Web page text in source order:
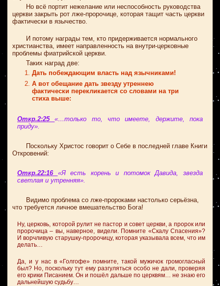
Но всё портит нежелание или неспособность руководства
церкви закрыть рот лже-пророчице, которая тащит часть церкви
фактически в язычество.
И потому награды тем, кто придерживается нормального
христианства, имеет направленность на внутри-церковные
проблемы фиатрийской церкви.
Таких наград две:
Дать побеждающим власть над язычниками!
А вот обещание дать звезду утреннею
фактически перекликается со словами на три
стиха выше:
Откр.2:25
«…только то, что имеете, держите, пока
приду».
Поскольку Христос говорит о Себе в последней главе Книги
Откровений:
Откр.22:16
«Я есть корень и потомок Давида, звезда
светлая и утренняя».
Видимо проблема со лже-пророками настолько серьёзна,
что требуется личное вмешательство Бога!
Ну, церковь, которой рулит не пастор и совет церкви, а пророк или
пророчица – вы, наверное, видели. Помните «Скалу Спасения»?
И ворчливую старушку-пророчицу, которая указывала всем, что им
делать…
Да, и у нас в «Голгофе» помните, такой мужичок громогласный
был? Но, поскольку тут ему разгуляться особо не дали, проверяя
его крики Писанием. Он и пошёл дальше по церквям… не знаю его
дальнейшую судьбу…